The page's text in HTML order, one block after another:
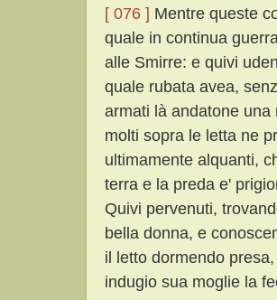
[ 076 ] Mentre queste
quale in continua
alle Smirre: e quivi
quale rubata avea,
armati là andatone
molti sopra le letta ne
ultimamente alquanti,
terra e la preda e'
Quivi pervenuti,
bella donna, e
il letto dormendo
indugio sua moglie la